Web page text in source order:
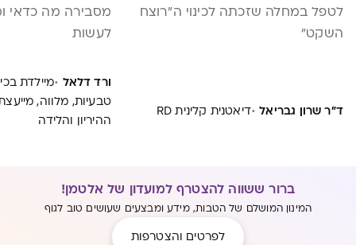
לטפל במחלה שזכתה לכינוי ה"רוצח
השקט"
ד"ר שרון גבריאל ·דיאטנית קלינית RD
מסבירה מה כדאי
לעשות
ורד דלאל ·מיילדת
טבעיות, מלווה,
ההיריון והלידה
ברור ששווה להצטרף למועדון של אלטמן!
המינון המושלם של הטבות, מידע ומבצעים שעושים טוב לגוף
לפרטים והצטרפות